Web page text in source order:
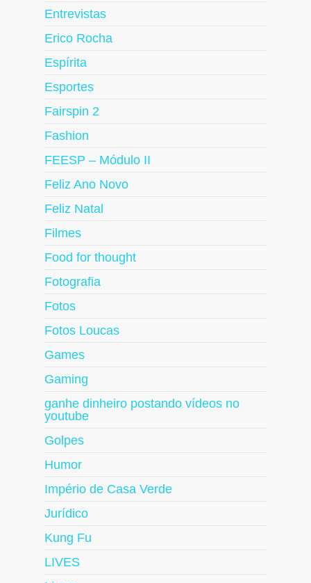
Entrevistas
Erico Rocha
Espírita
Esportes
Fairspin 2
Fashion
FEESP – Módulo II
Feliz Ano Novo
Feliz Natal
Filmes
Food for thought
Fotografia
Fotos
Fotos Loucas
Games
Gaming
ganhe dinheiro postando vídeos no
youtube
Golpes
Humor
Império de Casa Verde
Jurídico
Kung Fu
LIVES